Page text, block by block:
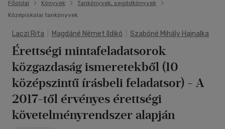
Főoldal Könyvek
Tankönyvek, segédkönyvek
Középiskolai tankönyvek
Laczi Rita Magdáné Német Ildikó Szabóné Mihály Hajnalka
Érettségi mintafeladatsorok
közgazdaság ismeretekből (10
középszintű írásbeli feladatsor) - A
2017-től érvényes érettségi
követelményrendszer alapján